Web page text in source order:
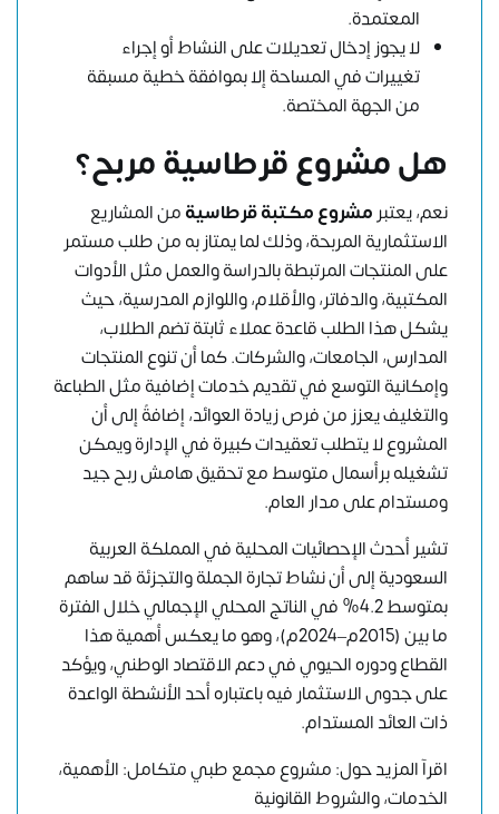
المعتمدة.
لا يجوز إدخال تعديلات على النشاط أو إجراء
تغييرات في المساحة إلا بموافقة خطية مسبقة
من الجهة المختصة.
هل مشروع قرطاسية مربح؟
نعم، يعتبر مشروع مكتبة قرطاسيةمن المشاريع
الاستثمارية المربحة، وذلك لما يمتاز به من طلب مستمر
على المنتجات المرتبطة بالدراسة والعمل مثل الأدوات
المكتبية، والدفاتر، والأقلام، واللوازم المدرسية، حيث
يشكل هذا الطلب قاعدة عملاء ثابتة تضم الطلاب،
المدارس، الجامعات، والشركات. كما أن تنوع المنتجات
وإمكانية التوسع في تقديم خدمات إضافية مثل الطباعة
والتغليف يعزز من فرص زيادة العوائد، إضافةً إلى أن
المشروع لا يتطلب تعقيدات كبيرة في الإدارة ويمكن
تشغيله برأسمال متوسط مع تحقيق هامش ربح جيد
ومستدام على مدار العام.
تشير أحدث الإحصائيات المحلية في المملكة العربية
السعودية إلى أن نشاط تجارة الجملة والتجزئة قد ساهم
بمتوسط 4.2% في الناتج المحلي الإجمالي خلال الفترة
ما بين (2015م–2024م)، وهو ما يعكس أهمية هذا
القطاع ودوره الحيوي في دعم الاقتصاد الوطني، ويؤكد
على جدوى الاستثمار فيه باعتباره أحد الأنشطة الواعدة
ذات العائد المستدام.
اقرآ المزيد حول:مشروع مجمع طبي متكامل: الأهمية،
الخدمات، والشروط القانونية